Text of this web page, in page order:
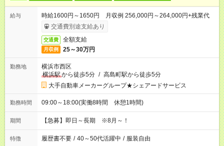
給与
時給1600円～1650円 月収例 256,000円～264,000円+残業代
交通費別途支給あり
交通費 全額支給
月収例 25～30万円
勤務地
横浜市西区
横浜駅から徒歩5分 / 高島町駅から徒歩5分
大手自動車メーカーグループ★シェアードサービス
勤務時間 09:00～18:00(実働8時間 休憩1時間)
期間 【急募】即日～長期 ※8月～！
特徴 履歴書不要 / 40～50代活躍中 / 服装自由